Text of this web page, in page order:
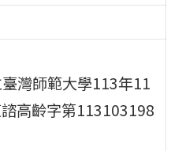
灣師範大學113年11
高齡字第113103198